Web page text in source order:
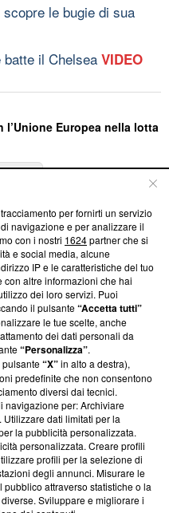
le bugie di sua
il Chelsea VIDEO
Europea nella lotta
su Blasting
e su come ci impegniamo a
la nostra aderenza a
Blasting News non è
ha richiesto di farne
effettuato una verifica di
per fornirti un servizio
navigazione e per analizzare il
con i nostri 1624partner che si
e social media, alcune
IP e le caratteristiche del tuo
altre informazioni che hai
dei loro servizi. Puoi
il pulsante“Accetta tutti”
le tue scelte, anche
dei dati personali da
“Personalizza”.
“X”in alto a destra),
predefinite che non consentono
diversi dai tecnici.
navigazione per: Archiviare
dati limitati per la
la pubblicità personalizzata.
personalizzata. Creare profili
profili per la selezione di
degli annunci. Misurare le
attraverso statistiche o la
Sviluppare e migliorare i